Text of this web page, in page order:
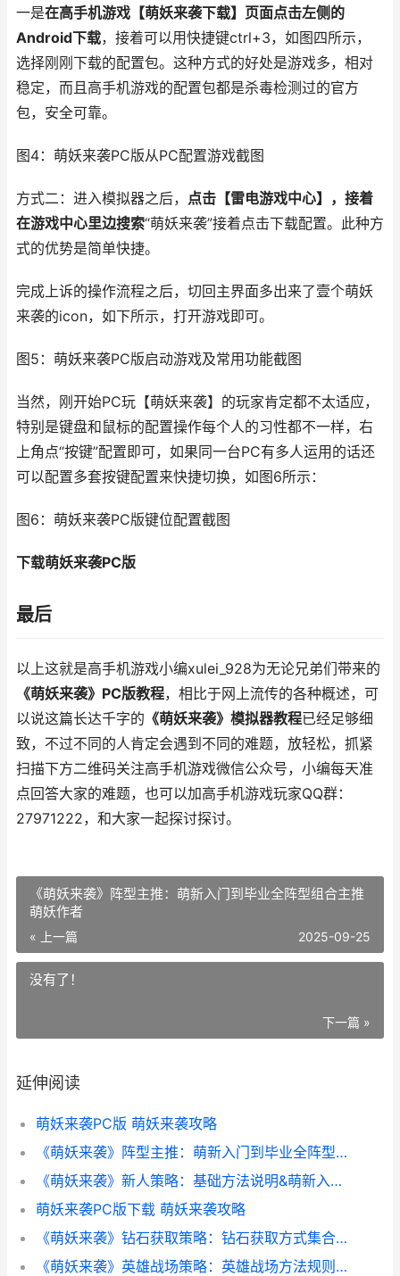
一是在高手机游戏【萌妖来袭下载】页面点击左侧的
Android下载，接着可以用快捷键ctrl+3，如图四所示，
选择刚刚下载的配置包。这种方式的好处是游戏多，相对
稳定，而且高手机游戏的配置包都是杀毒检测过的官方
包，安全可靠。
图4：萌妖来袭PC版从PC配置游戏截图
方式二：进入模拟器之后， 点击【雷电游戏中心】，接着
在游戏中心里边搜索“萌妖来袭”接着点击下载配置。此种方
式的优势是简单快捷。
完成上诉的操作流程之后，切回主界面多出来了壹个萌妖
来袭的icon，如下所示，打开游戏即可。
图5：萌妖来袭PC版启动游戏及常用功能截图
当然，刚开始PC玩【萌妖来袭】的玩家肯定都不太适应，
特别是键盘和鼠标的配置操作每个人的习性都不一样，右
上角点“按键”配置即可，如果同一台PC有多人运用的话还
可以配置多套按键配置来快捷切换，如图6所示：
图6：萌妖来袭PC版键位配置截图
下载萌妖来袭PC版
最后
以上这就是高手机游戏小编xulei_928为无论兄弟们带来的
《萌妖来袭》PC版教程，相比于网上流传的各种概述，可
以说这篇长达千字的 《萌妖来袭》模拟器教程已经足够细
致，不过不同的人肯定会遇到不同的难题，放轻松，抓紧
扫描下方二维码关注高手机游戏微信公众号，小编每天准
点回答大家的难题，也可以加高手机游戏玩家QQ群：
27971222，和大家一起探讨探讨。
《萌妖来袭》阵型主推：萌新入门到毕业全阵型组合主推
萌妖作者
« 上一篇 2025-09-25
没有了！
下一篇 »
延伸阅读
萌妖来袭PC版 萌妖来袭攻略
《萌妖来袭》阵型主推：萌新入门到毕业全阵型组合主推 萌妖作者
《萌妖来袭》新人策略：基础方法说明&萌新入门指导 萌妖来袭兑换码大全
萌妖来袭PC版下载 萌妖来袭攻略
《萌妖来袭》钻石获取策略：钻石获取方式集合 萌妖来袭阵容攻略
《萌妖来袭》英雄战场策略：英雄战场方法规则详细解答 萌妖来袭兑换码大全